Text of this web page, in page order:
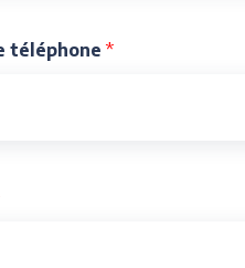
téléphone *